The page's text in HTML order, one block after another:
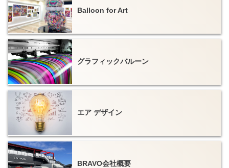
Balloon for Art
グラフィックバルーン
エア デザイン
BRAVO会社概要